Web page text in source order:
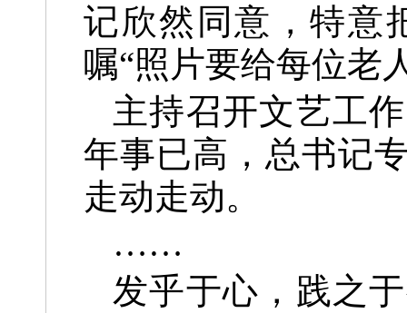
记欣然同意，特意
嘱“照片要给每位老
主持召开文艺工
年事已高，总书记
走动走动。
……
发乎于心，践之